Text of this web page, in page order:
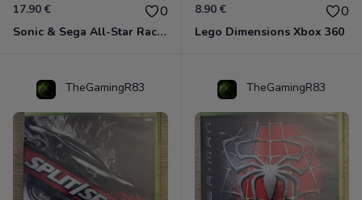
17.90 € 0
Sonic & Sega All-Star Racing - Transformed Xbox 360
8.90 € 0
Lego Dimensions Xbox 360
TheGamingR83 TheGamingR83